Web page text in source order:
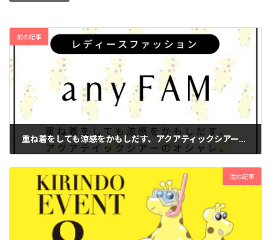
前の記事
重ね着をしても涼感をかもしだす、アクアティックシアーのオシャレファッション。
次の記事